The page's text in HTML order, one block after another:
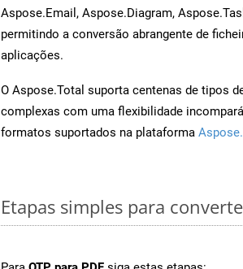
Aspose.Email, Aspose.Diagram,
permitindo a conversão abrangente de
aplicações.
O Aspose.Total suporta centenas de tipos
complexas com uma flexibilidade
formatos suportados na plataforma
Etapas simples para